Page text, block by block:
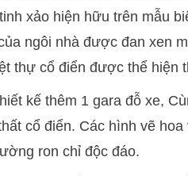
xảo hiện hữu trên mẫu
ngôi nhà được đan xen
thự cổ điển được thể hiện
kế thêm 1 gara đỗ xe,
cổ điển. Các hình vẽ
ron chỉ độc đáo.